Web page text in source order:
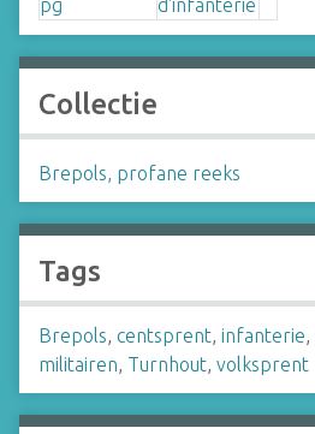
Collectie
Brepols, profane reeks
Tags
Brepols, centsprent, infanterie,
militairen, Turnhout, volksprent